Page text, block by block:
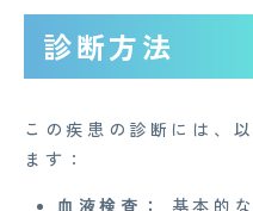
診断方法
この疾患の診断には、
ます：
血液検査：
基本的
CONTACT
AGAメディア
Medi Face Journal